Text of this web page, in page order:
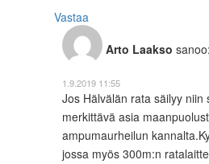
Vastaa
Arto Laakso sanoo:
1.9.2019 11:55
Jos Hälvälän rata säilyy niin
merkittävä asia
ampumaurheilun
jossa myös 300m:n